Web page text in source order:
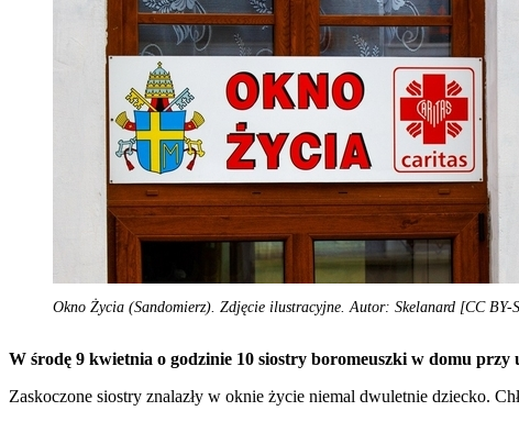
Okno Życia (Sandomierz). Zdjęcie ilustracyjne. Autor: Skelanard [CC
W środę 9 kwietnia o godzinie 10 siostry boromeuszki w domu
Zaskoczone siostry znalazły w oknie życie niemal dwuletnie dziecko.